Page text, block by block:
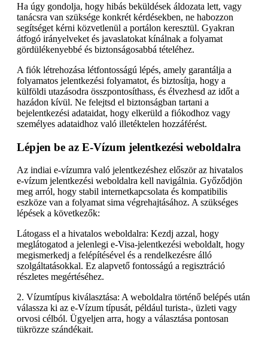
Ha úgy gondolja, hogy hibás beküldések áldozata lett, vagy
tanácsra van szüksége konkrét kérdésekben, ne habozzon
segítséget kérni közvetlenül a portálon keresztül. Gyakran
átfogó irányelveket és javaslatokat kínálnak a folyamat
gördülékenyebbé és biztonságosabbá tételéhez.
A fiók létrehozása létfontosságú lépés, amely garantálja a
folyamatos jelentkezési folyamatot, és biztosítja, hogy a
külföldi utazásodra összpontosíthass, és élvezhesd az időt a
hazádon kívül. Ne felejtsd el biztonságban tartani a
bejelentkezési adataidat, hogy elkerüld a fiókodhoz vagy
személyes adataidhoz való illetéktelen hozzáférést.
Lépjen be az E-Vízum jelentkezési weboldalra
Az indiai e-vízumra való jelentkezéshez először az hivatalos
e-vízum jelentkezési weboldalra kell navigálnia. Győződjön
meg arról, hogy stabil internetkapcsolata és kompatibilis
eszköze van a folyamat sima végrehajtásához. A szükséges
lépések a következők:
Látogass el a hivatalos weboldalra: Kezdj azzal, hogy
meglátogatod a jelenlegi e-Visa-jelentkezési weboldalt, hogy
megismerkedj a felépítésével és a rendelkezésre álló
szolgáltatásokkal. Ez alapvető fontosságú a regisztráció
részletes megértéséhez.
2. Vízumtípus kiválasztása: A weboldalra történő belépés után
válassza ki az e-Vízum típusát, például turista-, üzleti vagy
orvosi célból. Ügyeljen arra, hogy a választása pontosan
tükrözze szándékait.